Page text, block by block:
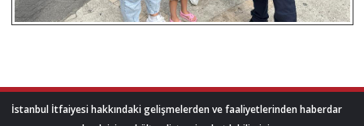
İstanbul İtfaiyesi hakkındaki gelişmelerden ve faaliyetlerinden haberdar